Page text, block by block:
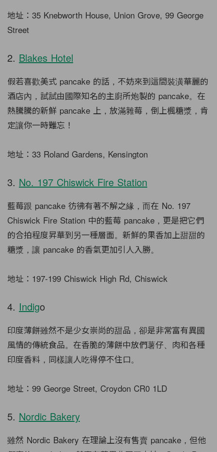
地址：35 Knebworth House, Union Grove, 99 George
Street
2. Blakes Hotel
假若喜歡美式 pancake 的話，不妨來到這間裝潢華麗的
酒店內，試試由國際知名的主廚所炮製的 pancake。在
熱騰騰的新鮮 pancake 上，放滿雜莓，倒上楓糖漿，肯
定讓你一時難忘！
地址：33 Roland Gardens, Kensington
3. No. 197 Chiswick Fire Station
藍莓跟 pancake 彷彿有著不解之緣，而在 No. 197
Chiswick Fire Station 中的藍莓 pancake，更是把它們
的合拍程度昇華到另一種層面。新鮮的果香加上甜甜的
糖漿，讓 pancake 的香氣更加引人入勝。
地址：197-199 Chiswick High Rd, Chiswick
4. Indigo
印度薄餅雖然不是少女崇尚的甜品，卻是非常富有異國
風情的傳統食品。在香脆的薄餅中放們薯仔、肉和各種
印度香料，同樣讓人吃得停不住口。
地址：99 George Street, Croydon CR0 1LD
5. Nordic Bakery
雖然 Nordic Bakery 在理論上沒有售賣 pancake，但他